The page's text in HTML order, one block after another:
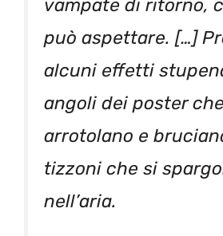
vampate di ritorno,
può aspettare. […]
alcuni effetti
angoli dei poster
arrotolano e
tizzoni che si
nell’aria.